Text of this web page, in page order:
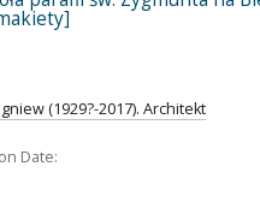
(1929?-2017). Architekt
Date: